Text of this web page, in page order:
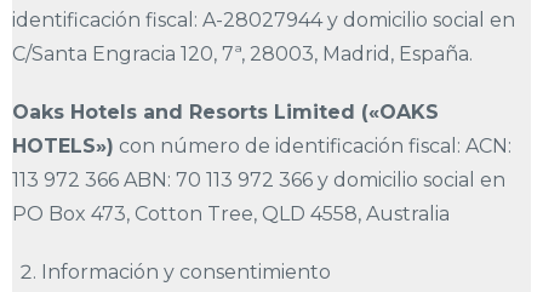
identificación fiscal: A-28027944 y domicilio social en
C/Santa Engracia 120, 7ª, 28003, Madrid, España.
Oaks Hotels and Resorts Limited («OAKS
HOTELS») con número de identificación fiscal: ACN:
113 972 366 ABN: 70 113 972 366 y domicilio social en
PO Box 473, Cotton Tree, QLD 4558, Australia
Información y consentimiento